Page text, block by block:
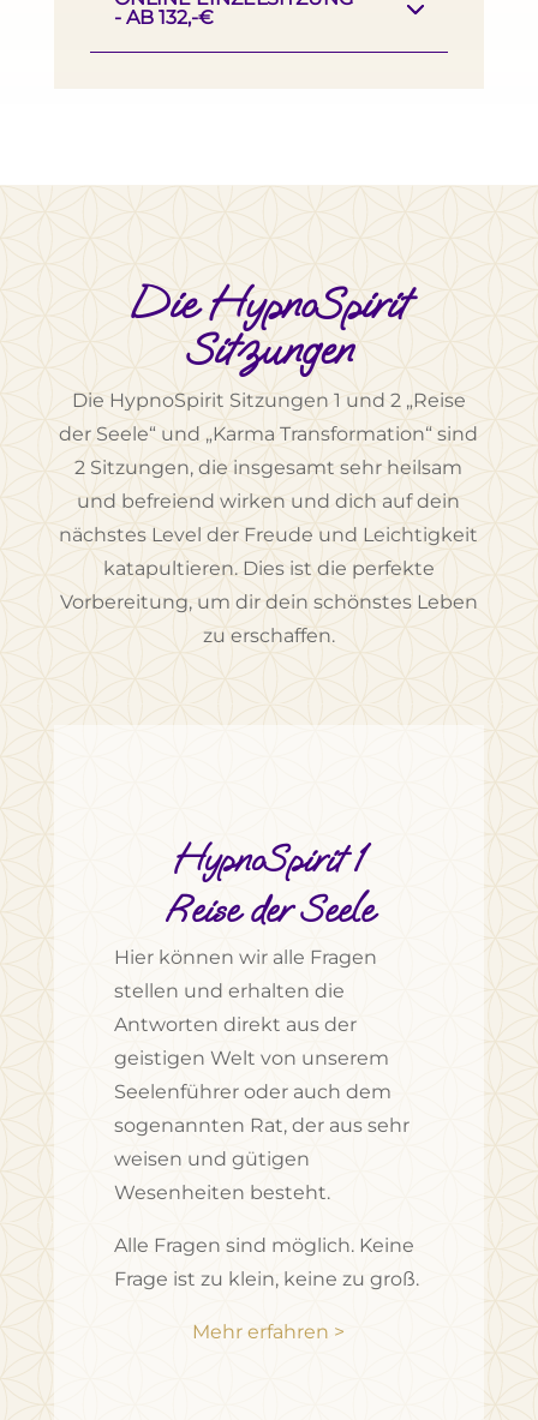
- AB 132,-€
Die HypnoSpirit
Sitzungen
Die HypnoSpirit Sitzungen 1 und 2 „Reise
der Seele“ und „Karma Transformation“ sind
2 Sitzungen, die insgesamt sehr heilsam
und befreiend wirken und dich auf dein
nächstes Level der Freude und Leichtigkeit
katapultieren. Dies ist die perfekte
Vorbereitung, um dir dein schönstes Leben
zu erschaffen.
HypnoSpirit 1
Reise der Seele
Hier können wir alle Fragen
stellen und erhalten die
Antworten direkt aus der
geistigen Welt von unserem
Seelenführer oder auch dem
sogenannten Rat, der aus sehr
weisen und gütigen
Wesenheiten besteht.
Alle Fragen sind möglich. Keine
Frage ist zu klein, keine zu groß.
Mehr erfahren >